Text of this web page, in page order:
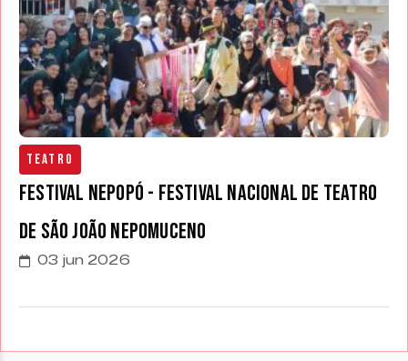
Teatro
Festival Nepopó - Festival Nacional de Teatro
de São João Nepomuceno
03 jun 2026